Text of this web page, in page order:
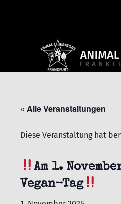
Liberators
Frankfurt
« Alle Veranstaltungen
Diese Veranstaltung hat
Am 1.
Vegan-Tag